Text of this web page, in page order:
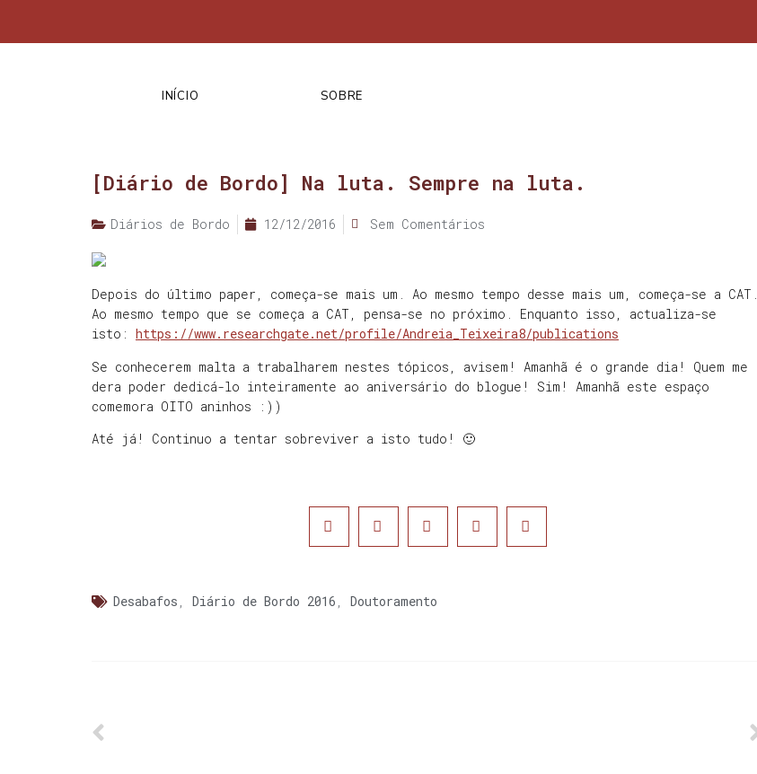
INÍCIO SOBRE
[Diário de Bordo] Na luta. Sempre na luta.
Diários de Bordo 12/12/2016 Sem Comentários
Depois do último paper, começa-se mais um. Ao mesmo tempo desse mais um, começa-se a CAT.
Ao mesmo tempo que se começa a CAT, pensa-se no próximo. Enquanto isso, actualiza-se
isto: https://www.researchgate.net/profile/Andreia_Teixeira8/publications
Se conhecerem malta a trabalharem nestes tópicos, avisem! Amanhã é o grande dia! Quem me
dera poder dedicá-lo inteiramente ao aniversário do blogue! Sim! Amanhã este espaço
comemora OITO aninhos :))
Até já! Continuo a tentar sobreviver a isto tudo! 🙂
Desabafos , Diário de Bordo 2016 , Doutoramento